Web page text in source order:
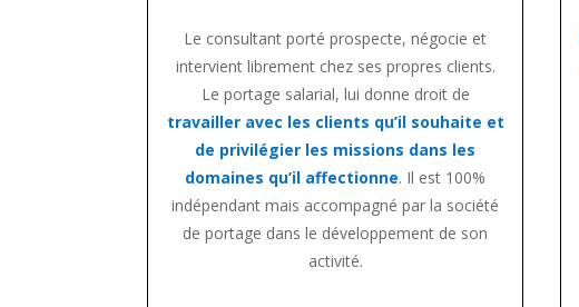
Le consultant porté prospecte, négocie et
intervient librement chez ses propres clients.
Le portage salarial, lui donne droit de
travailler avec les clients qu’il souhaite et
de privilégier les missions dans les
domaines qu’il affectionne. Il est 100%
indépendant mais accompagné par la société
de portage dans le développement de son
activité.